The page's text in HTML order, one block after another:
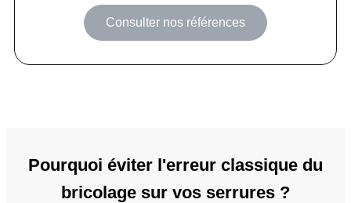
Consulter nos références
Pourquoi éviter l'erreur classique du
bricolage sur vos serrures ?